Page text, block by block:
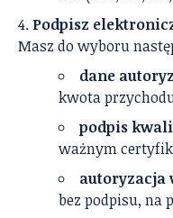
Podpisz
Masz do wyboru
dane
kwota
podpis
ważnym
autoryzacja
bez podpisu, na